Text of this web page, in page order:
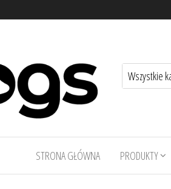
STRONA GŁÓWNA PRODUKTY